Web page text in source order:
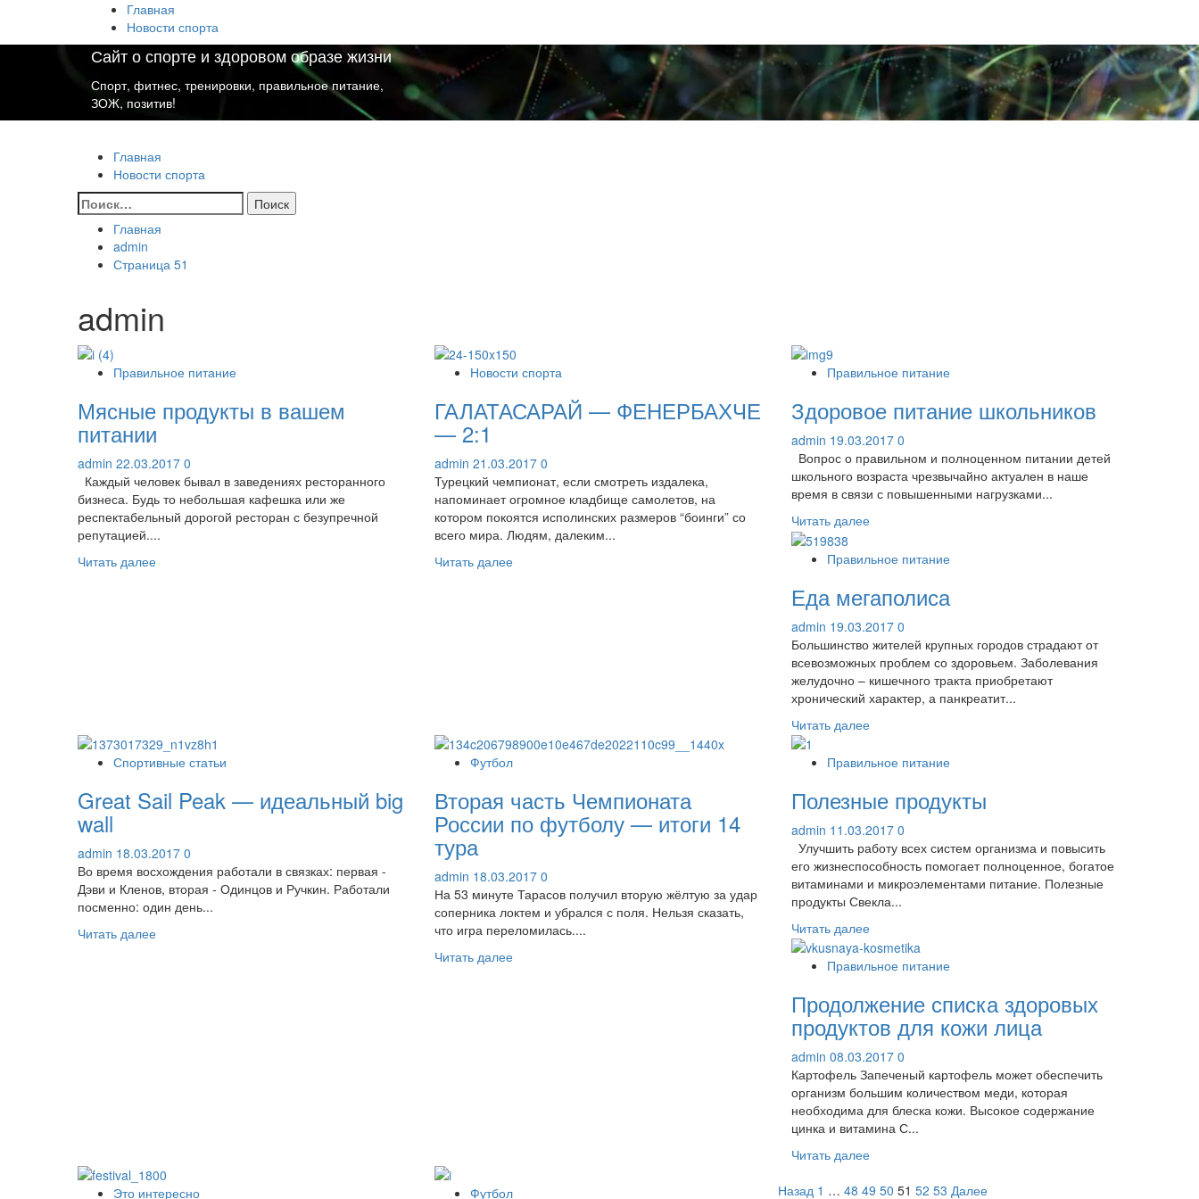
содержимому
Главная
Новости спорта
Сайт о спорте и здоровом образе жизни
Спорт, фитнес, тренировки, правильное питание,
ЗОЖ, позитив!
Главная
Новости спорта
Найти:
Главная
admin
Страница 51
admin
Правильное питание
Мясные продукты в вашем
питании
admin 22.03.2017 0
Каждый человек бывал в заведениях ресторанного
бизнеса. Будь то небольшая кафешка или же
респектабельный дорогой ресторан с безупречной
репутацией....
Читать далееПрочитать
Новости спорта
ГАЛАТАСАРАЙ — ФЕНЕРБАХЧЕ
— 2:1
admin 21.03.2017 0
Турецкий чемпионат, если смотреть издалека,
напоминает огромное кладбище самолетов, на
котором покоятся исполинских размеров “боинги” со
всего мира. Людям, далеким...
Читать далееПрочитать
Правильное питание
Здоровое питание школьников
admin 19.03.2017 0
Вопрос о правильном и полноценном питании детей
школьного возраста чрезвычайно актуален в наше
время в связи с повышенными нагрузками...
Читать далееПрочитать
о
питание
школьников
Правильное питание
Еда мегаполиса
admin 19.03.2017 0
Большинство жителей крупных городов страдают от
всевозможных проблем со здоровьем. Заболевания
желудочно – кишечного тракта приобретают
хронический характер, а панкреатит...
Читать далееПрочитать
о
мегаполиса
Спортивные статьи
Great Sail Peak — идеальный big
wall
admin 18.03.2017 0
Во время восхождения работали в связках: первая -
Дэви и Кленов, вторая - Одинцов и Ручкин. Работали
посменно: один день...
Читать далееПрочитать
Футбол
Вторая часть Чемпионата
России по футболу — итоги 14
тура
admin 18.03.2017 0
На 53 минуте Тарасов получил вторую жёлтую за удар
соперника локтем и убрался с поля. Нельзя сказать,
что игра переломилась....
Читать далееПрочитать
Правильное питание
Полезные продукты
admin 11.03.2017 0
Улучшить работу всех систем организма и повысить
его жизнеспособность помогает полноценное, богатое
витаминами и микроэлементами питание. Полезные
продукты Свекла...
Читать далееПрочитать
больше
о
продукты
Правильное питание
Продолжение списка здоровых
продуктов для кожи лица
admin 08.03.2017 0
Картофель Запеченый картофель может обеспечить
организм большим количеством меди, которая
необходима для блеска кожи. Высокое содержание
цинка и витамина С...
Читать далееПрочитать
о
Это интересно
Футбол
Назад 1 … 48 49 50 51 52 53 Далее